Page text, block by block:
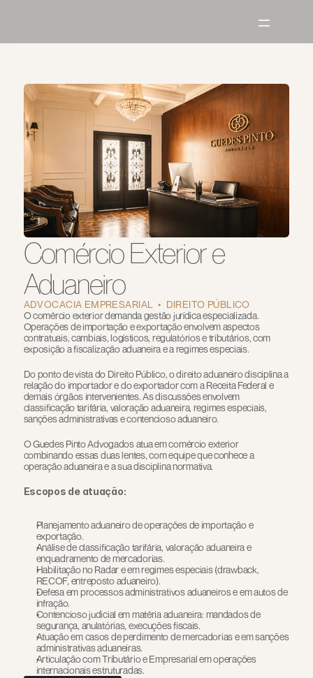
Comércio Exterior e
Aduaneiro
ADVOCACIA EMPRESARIAL  •  DIREITO PÚBLICO
O comércio exterior demanda gestão jurídica especializada.
Operações de importação e exportação envolvem aspectos
contratuais, cambiais, logísticos, regulatórios e tributários, com
exposição a fiscalização aduaneira e a regimes especiais.
Do ponto de vista do Direito Público, o direito aduaneiro disciplina a
relação do importador e do exportador com a Receita Federal e
demais órgãos intervenientes. As discussões envolvem
classificação tarifária, valoração aduaneira, regimes especiais,
sanções administrativas e contencioso aduaneiro.
O Guedes Pinto Advogados atua em comércio exterior
combinando essas duas lentes, com equipe que conhece a
operação aduaneira e a sua disciplina normativa.
Escopos de atuação:
Planejamento aduaneiro de operações de importação e
exportação.
Análise de classificação tarifária, valoração aduaneira e
enquadramento de mercadorias.
Habilitação no Radar e em regimes especiais (drawback,
RECOF, entreposto aduaneiro).
Defesa em processos administrativos aduaneiros e em autos de
infração.
Contencioso judicial em matéria aduaneira: mandados de
segurança, anulatórias, execuções fiscais.
Atuação em casos de perdimento de mercadorias e em sanções
administrativas aduaneiras.
Articulação com Tributário e Empresarial em operações
internacionais estruturadas.